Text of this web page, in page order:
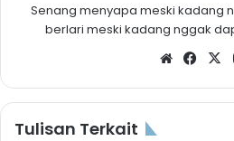
Senang menyapa meski kadang
berlari meski kadang nggak
Website
Tulisan Terkait